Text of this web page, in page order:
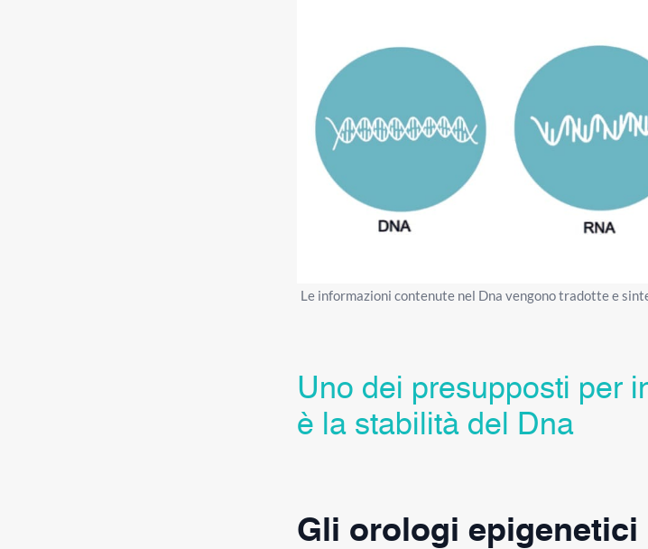
Le informazioni contenute nel Dna vengono tradotte e
Uno dei presupposti per
è la stabilità del Dna
Gli orologi epigenetici